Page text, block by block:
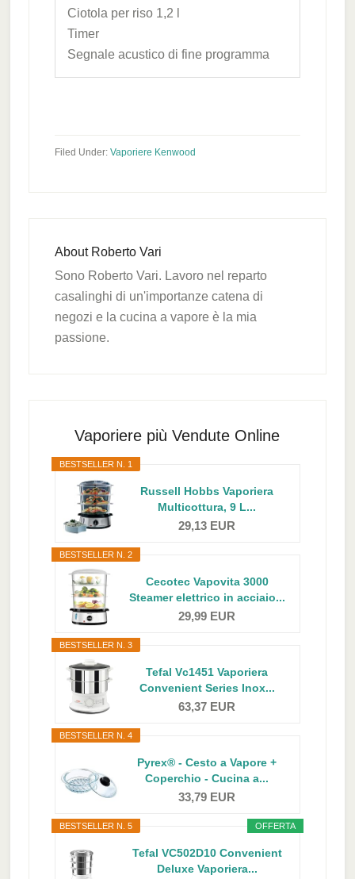
Ciotola per riso 1,2 l
Timer
Segnale acustico di fine programma
Filed Under: Vaporiere Kenwood
About Roberto Vari
Sono Roberto Vari. Lavoro nel reparto
casalinghi di un'importanze catena di
negozi e la cucina a vapore è la mia
passione.
SidebarVaporiere più Vendute Online
BESTSELLER N. 1
Russell Hobbs Vaporiera
Multicottura, 9 L...
29,13 EUR
BESTSELLER N. 2
Cecotec Vapovita 3000
Steamer elettrico in acciaio...
29,99 EUR
BESTSELLER N. 3
Tefal Vc1451 Vaporiera
Convenient Series Inox...
63,37 EUR
BESTSELLER N. 4
Pyrex® - Cesto a Vapore +
Coperchio - Cucina a...
33,79 EUR
OFFERTA
BESTSELLER N. 5
Tefal VC502D10 Convenient
Deluxe Vaporiera...